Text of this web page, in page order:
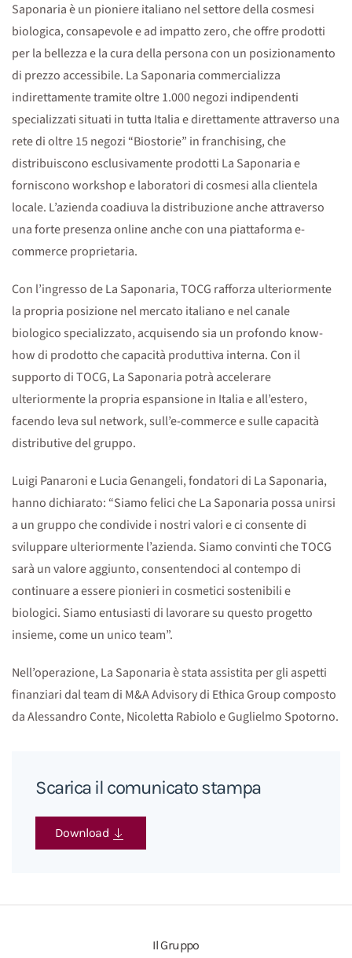
Saponaria è un pioniere italiano nel settore della cosmesi
biologica, consapevole e ad impatto zero, che offre prodotti
per la bellezza e la cura della persona con un posizionamento
di prezzo accessibile. La Saponaria commercializza
indirettamente tramite oltre 1.000 negozi indipendenti
specializzati situati in tutta Italia e direttamente attraverso una
rete di oltre 15 negozi “Biostorie” in franchising, che
distribuiscono esclusivamente prodotti La Saponaria e
forniscono workshop e laboratori di cosmesi alla clientela
locale. L’azienda coadiuva la distribuzione anche attraverso
una forte presenza online anche con una piattaforma e-
commerce proprietaria.
Con l’ingresso de La Saponaria, TOCG rafforza ulteriormente
la propria posizione nel mercato italiano e nel canale
biologico specializzato, acquisendo sia un profondo know-
how di prodotto che capacità produttiva interna. Con il
supporto di TOCG, La Saponaria potrà accelerare
ulteriormente la propria espansione in Italia e all’estero,
facendo leva sul network, sull’e-commerce e sulle capacità
distributive del gruppo.
Luigi Panaroni e Lucia Genangeli, fondatori di La Saponaria,
hanno dichiarato: “Siamo felici che La Saponaria possa unirsi
a un gruppo che condivide i nostri valori e ci consente di
sviluppare ulteriormente l’azienda. Siamo convinti che TOCG
sarà un valore aggiunto, consentendoci al contempo di
continuare a essere pionieri in cosmetici sostenibili e
biologici. Siamo entusiasti di lavorare su questo progetto
insieme, come un unico team”.
Nell’operazione, La Saponaria è stata assistita per gli aspetti
finanziari dal team di M&A Advisory di Ethica Group composto
da Alessandro Conte, Nicoletta Rabiolo e Guglielmo Spotorno.
Scarica il comunicato stampa
Download
Il Gruppo